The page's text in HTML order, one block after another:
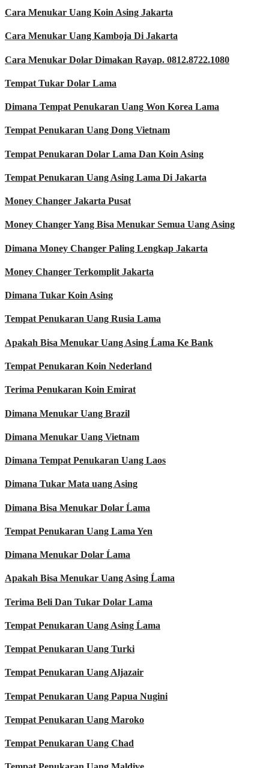
Cara Menukar Uang Koin Asing Jakarta
Cara Menukar Uang Kamboja Di Jakarta
Cara Menukar Dolar Dimakan Rayap. 0812.8722.1080
Tempat Tukar Dolar Lama
Dimana Tempat Penukaran Uang Won Korea Lama
Tempat Penukaran Uang Dong Vietnam
Tempat Penukaran Dolar Lama Dan Koin Asing
Tempat Penukaran Uang Asing Lama Di Jakarta
Money Changer Jakarta Pusat
Money Changer Yang Bisa Menukar Semua Uang Asing
Dimana Money Changer Paling Lengkap Jakarta
Money Changer Terkomplit Jakarta
Dimana Tukar Koin Asing
Tempat Penukaran Uang Rusia Lama
Apakah Bisa Menukar Uang Asing Ĺama Ke Bank
Tempat Penukaran Koin Nederland
Terima Penukaran Koin Emirat
Dimana Menukar Uang Brazil
Dimana Menukar Uang Vietnam
Dimana Tempat Penukaran Uang Laos
Dimana Tukar Mata uang Asing
Dimana Bisa Menukar Dolar Ĺama
Tempat Penukaran Uang Lama Yen
Dimana Menukar Dolar Ĺama
Apakah Bisa Menukar Uang Asing Ĺama
Terima Beli Dan Tukar Dolar Lama
Tempat Penukaran Uang Asing Ĺama
Tempat Penukaran Uang Turki
Tempat Penukaran Uang Aljazair
Tempat Penukaran Uang Papua Nugini
Tempat Penukaran Uang Maroko
Tempat Penukaran Uang Chad